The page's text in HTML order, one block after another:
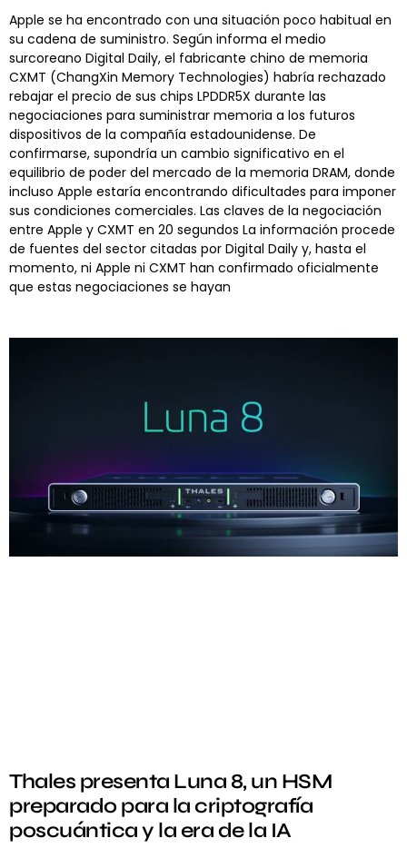
Apple se ha encontrado con una situación poco habitual en
su cadena de suministro. Según informa el medio
surcoreano Digital Daily, el fabricante chino de memoria
CXMT (ChangXin Memory Technologies) habría rechazado
rebajar el precio de sus chips LPDDR5X durante las
negociaciones para suministrar memoria a los futuros
dispositivos de la compañía estadounidense. De
confirmarse, supondría un cambio significativo en el
equilibrio de poder del mercado de la memoria DRAM, donde
incluso Apple estaría encontrando dificultades para imponer
sus condiciones comerciales. Las claves de la negociación
entre Apple y CXMT en 20 segundos La información procede
de fuentes del sector citadas por Digital Daily y, hasta el
momento, ni Apple ni CXMT han confirmado oficialmente
que estas negociaciones se hayan
Thales presenta Luna 8, un HSM
preparado para la criptografía
poscuántica y la era de la IA